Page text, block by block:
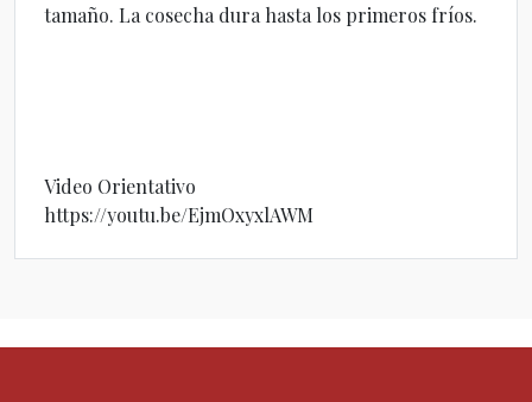
tamaño. La cosecha dura hasta los primeros fríos.
Video Orientativo
https://youtu.be/EjmOxyxlAWM